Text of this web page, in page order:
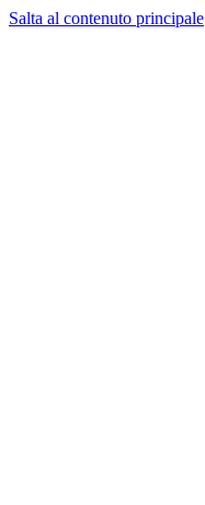
Salta al contenuto principale